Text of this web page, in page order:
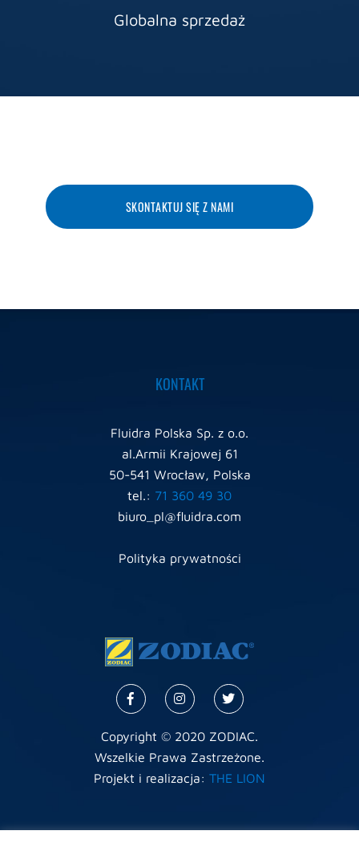
Globalna sprzedaż
SKONTAKTUJ SIĘ Z NAMI
KONTAKT
Fluidra Polska Sp. z o.o.
al.Armii Krajowej 61
50-541 Wrocław, Polska
tel.: 71 360 49 30
biuro_pl@fluidra.com
Polityka prywatności
Copyright © 2020 ZODIAC.
Wszelkie Prawa Zastrzeżone.
Projekt i realizacja: THE LION